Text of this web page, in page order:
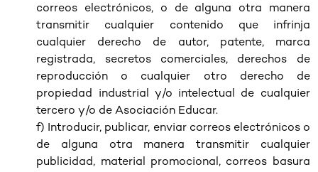
correos electrónicos, o de alguna otra manera
transmitir cualquier contenido que infrinja
cualquier derecho de autor, patente, marca
registrada, secretos comerciales, derechos de
reproducción o cualquier otro derecho de
propiedad industrial y/o intelectual de cualquier
tercero y/o de Asociación Educar.
f) Introducir, publicar, enviar correos electrónicos o
de alguna otra manera transmitir cualquier
publicidad, material promocional, correos basura